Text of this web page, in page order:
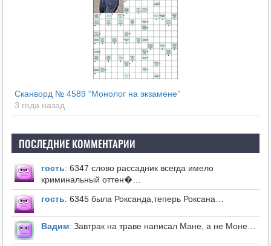
Сканворд № 4589 “Монолог на экзамене”
3 года назад
ПОСЛЕДНИЕ КОММЕНТАРИИ
гость: 6347 слово рассадник всегда имело
криминальный оттен�…
гость: 6345 была Роксанда,теперь Роксана…
Вадим: Завтрак на траве написал Мане, а не Моне…